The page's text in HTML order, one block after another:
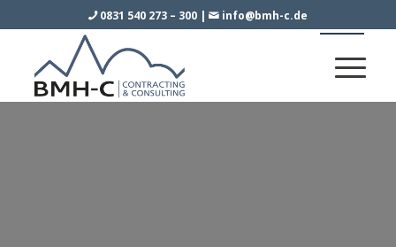
0831 540 273 – 300| info@bmh-c.de